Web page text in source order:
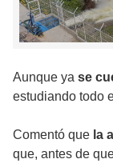
Aunque ya se
estudiando todo
Comentó que la
que, antes de